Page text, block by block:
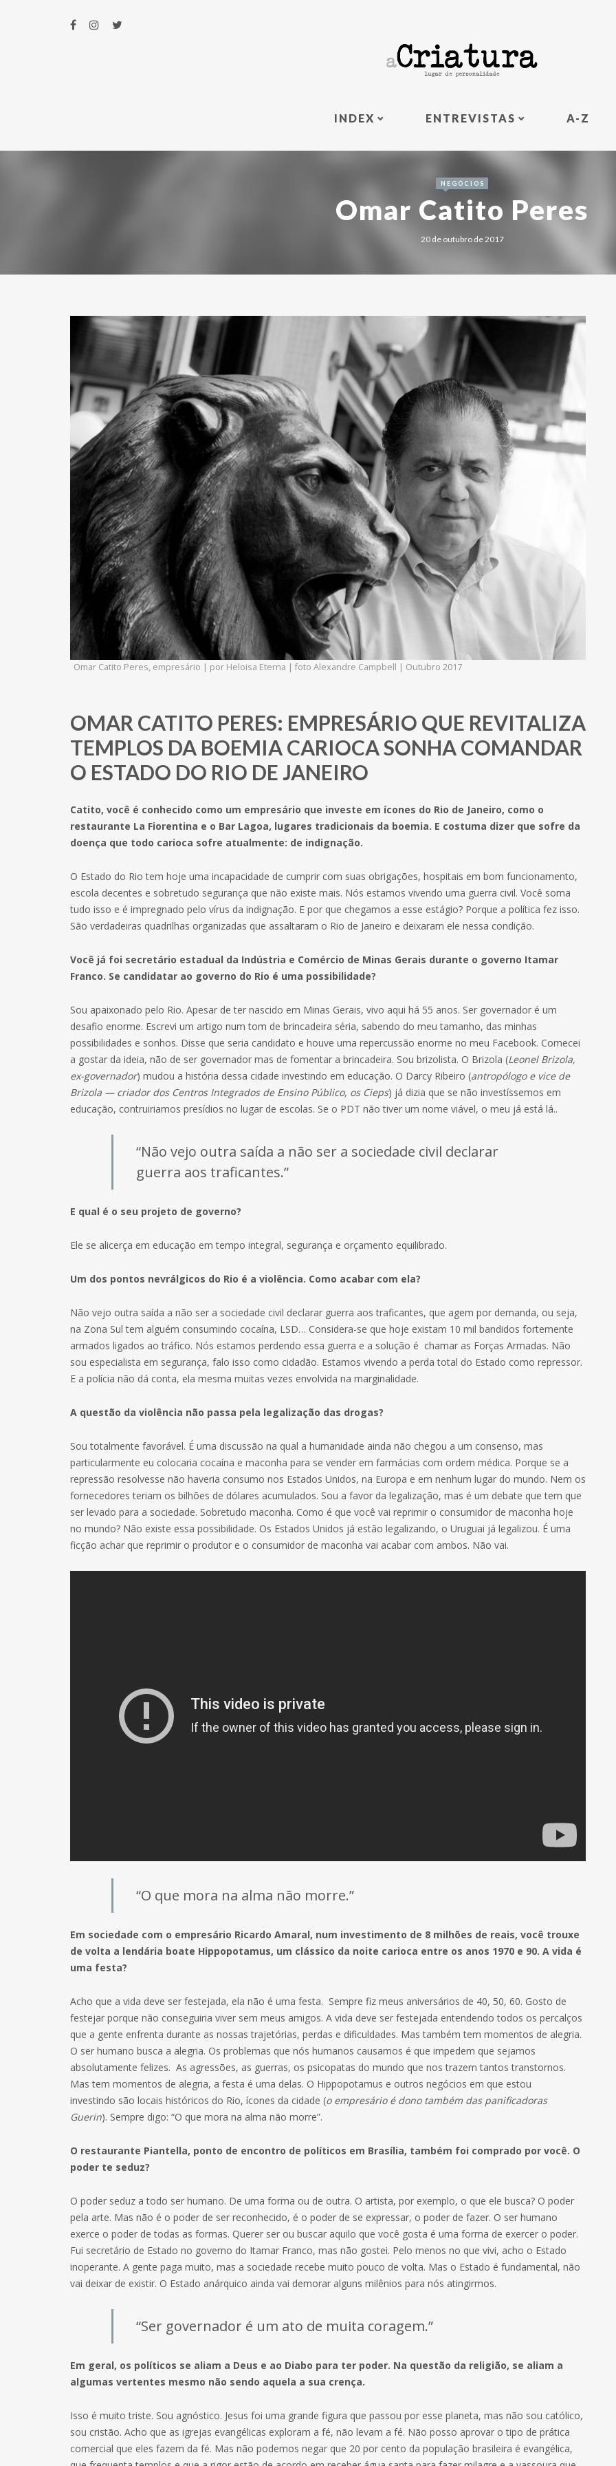
INDEX ENTREVISTAS A-Z
NEGÓCIOS
Omar Catito Peres
20 de outubro de 2017
Omar Catito Peres, empresário | por Heloisa Eterna | foto Alexandre Campbell | Outubro 2017
OMAR CATITO PERES: EMPRESÁRIO QUE REVITALIZA
TEMPLOS DA BOEMIA CARIOCA SONHA COMANDAR
O ESTADO DO RIO DE JANEIRO
Catito, você é conhecido como um empresário que investe em ícones do Rio de Janeiro, como o
restaurante La Fiorentina e o Bar Lagoa, lugares tradicionais da boemia. E costuma dizer que sofre da
doença que todo carioca sofre atualmente: de indignação.
O Estado do Rio tem hoje uma incapacidade de cumprir com suas obrigações, hospitais em bom funcionamento,
escola decentes e sobretudo segurança que não existe mais. Nós estamos vivendo uma guerra civil. Você soma
tudo isso e é impregnado pelo vírus da indignação. E por que chegamos a esse estágio? Porque a política fez isso.
São verdadeiras quadrilhas organizadas que assaltaram o Rio de Janeiro e deixaram ele nessa condição.
Você já foi secretário estadual da Indústria e Comércio de Minas Gerais durante o governo Itamar
Franco. Se candidatar ao governo do Rio é uma possibilidade?
Sou apaixonado pelo Rio. Apesar de ter nascido em Minas Gerais, vivo aqui há 55 anos. Ser governador é um
desafio enorme. Escrevi um artigo num tom de brincadeira séria, sabendo do meu tamanho, das minhas
possibilidades e sonhos. Disse que seria candidato e houve uma repercussão enorme no meu Facebook. Comecei
a gostar da ideia, não de ser governador mas de fomentar a brincadeira. Sou brizolista. O Brizola (Leonel Brizola,
ex-governador) mudou a história dessa cidade investindo em educação. O Darcy Ribeiro (antropólogo e vice de
Brizola — criador dos Centros Integrados de Ensino Público, os Cieps) já dizia que se não investíssemos em
educação, contruiriamos presídios no lugar de escolas. Se o PDT não tiver um nome viável, o meu já está lá..
“Não vejo outra saída a não ser a sociedade civil declarar
guerra aos traficantes.”
E qual é o seu projeto de governo?
Ele se alicerça em educação em tempo integral, segurança e orçamento equilibrado.
Um dos pontos nevrálgicos do Rio é a violência. Como acabar com ela?
Não vejo outra saída a não ser a sociedade civil declarar guerra aos traficantes, que agem por demanda, ou seja,
na Zona Sul tem alguém consumindo cocaína, LSD… Considera-se que hoje existam 10 mil bandidos fortemente
armados ligados ao tráfico. Nós estamos perdendo essa guerra e a solução é chamar as Forças Armadas. Não
sou especialista em segurança, falo isso como cidadão. Estamos vivendo a perda total do Estado como repressor.
E a polícia não dá conta, ela mesma muitas vezes envolvida na marginalidade.
A questão da violência não passa pela legalização das drogas?
Sou totalmente favorável. É uma discussão na qual a humanidade ainda não chegou a um consenso, mas
particularmente eu colocaria cocaína e maconha para se vender em farmácias com ordem médica. Porque se a
repressão resolvesse não haveria consumo nos Estados Unidos, na Europa e em nenhum lugar do mundo. Nem os
fornecedores teriam os bilhões de dólares acumulados. Sou a favor da legalização, mas é um debate que tem que
ser levado para a sociedade. Sobretudo maconha. Como é que você vai reprimir o consumidor de maconha hoje
no mundo? Não existe essa possibilidade. Os Estados Unidos já estão legalizando, o Uruguai já legalizou. É uma
ficção achar que reprimir o produtor e o consumidor de maconha vai acabar com ambos. Não vai.
“O que mora na alma não morre.”
Em sociedade com o empresário Ricardo Amaral, num investimento de 8 milhões de reais, você trouxe
de volta a lendária boate Hippopotamus, um clássico da noite carioca entre os anos 1970 e 90. A vida é
uma festa?
Acho que a vida deve ser festejada, ela não é uma festa. Sempre fiz meus aniversários de 40, 50, 60. Gosto de
festejar porque não conseguiria viver sem meus amigos. A vida deve ser festejada entendendo todos os percalços
que a gente enfrenta durante as nossas trajetórias, perdas e dificuldades. Mas também tem momentos de alegria.
O ser humano busca a alegria. Os problemas que nós humanos causamos é que impedem que sejamos
absolutamente felizes. As agressões, as guerras, os psicopatas do mundo que nos trazem tantos transtornos.
Mas tem momentos de alegria, a festa é uma delas. O Hippopotamus e outros negócios em que estou
investindo são locais históricos do Rio, ícones da cidade (o empresário é dono também das panificadoras
Guerin). Sempre digo: “O que mora na alma não morre”.
O restaurante Piantella, ponto de encontro de políticos em Brasília, também foi comprado por você. O
poder te seduz?
O poder seduz a todo ser humano. De uma forma ou de outra. O artista, por exemplo, o que ele busca? O poder
pela arte. Mas não é o poder de ser reconhecido, é o poder de se expressar, o poder de fazer. O ser humano
exerce o poder de todas as formas. Querer ser ou buscar aquilo que você gosta é uma forma de exercer o poder.
Fui secretário de Estado no governo do Itamar Franco, mas não gostei. Pelo menos no que vivi, acho o Estado
inoperante. A gente paga muito, mas a sociedade recebe muito pouco de volta. Mas o Estado é fundamental, não
vai deixar de existir. O Estado anárquico ainda vai demorar alguns milênios para nós atingirmos.
“Ser governador é um ato de muita coragem.”
Em geral, os políticos se aliam a Deus e ao Diabo para ter poder. Na questão da religião, se aliam a
algumas vertentes mesmo não sendo aquela a sua crença.
Isso é muito triste. Sou agnóstico. Jesus foi uma grande figura que passou por esse planeta, mas não sou católico,
sou cristão. Acho que as igrejas evangélicas exploram a fé, não levam a fé. Não posso aprovar o tipo de prática
comercial que eles fazem da fé. Mas não podemos negar que 20 por cento da população brasileira é evangélica,